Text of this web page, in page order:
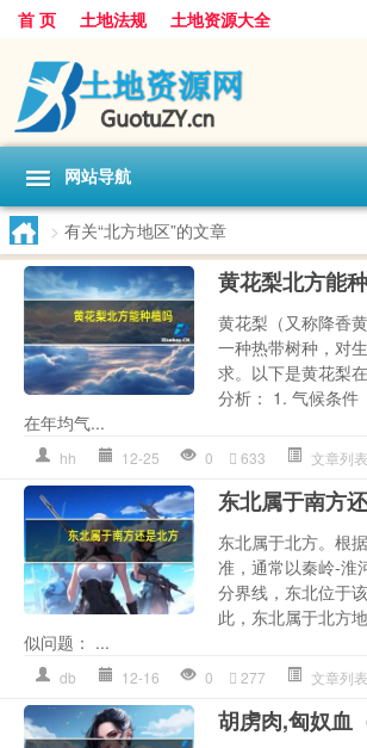
首 页 土地法规 土地资源大全
网站导航
> 有关“北方地区”的文章
黄花梨北方能
黄花梨（又称降香
一种热带树种，对
求。以下是黄花梨
分析： 1. 气候条件
在年均气...
hh 12-25 0 633 文章列表
东北属于南方
东北属于北方。根
准，通常以秦岭-淮
分界线，东北位于
此，东北属于北方
似问题： ...
db 12-16 0 277 文章列表
胡虏肉,匈奴血